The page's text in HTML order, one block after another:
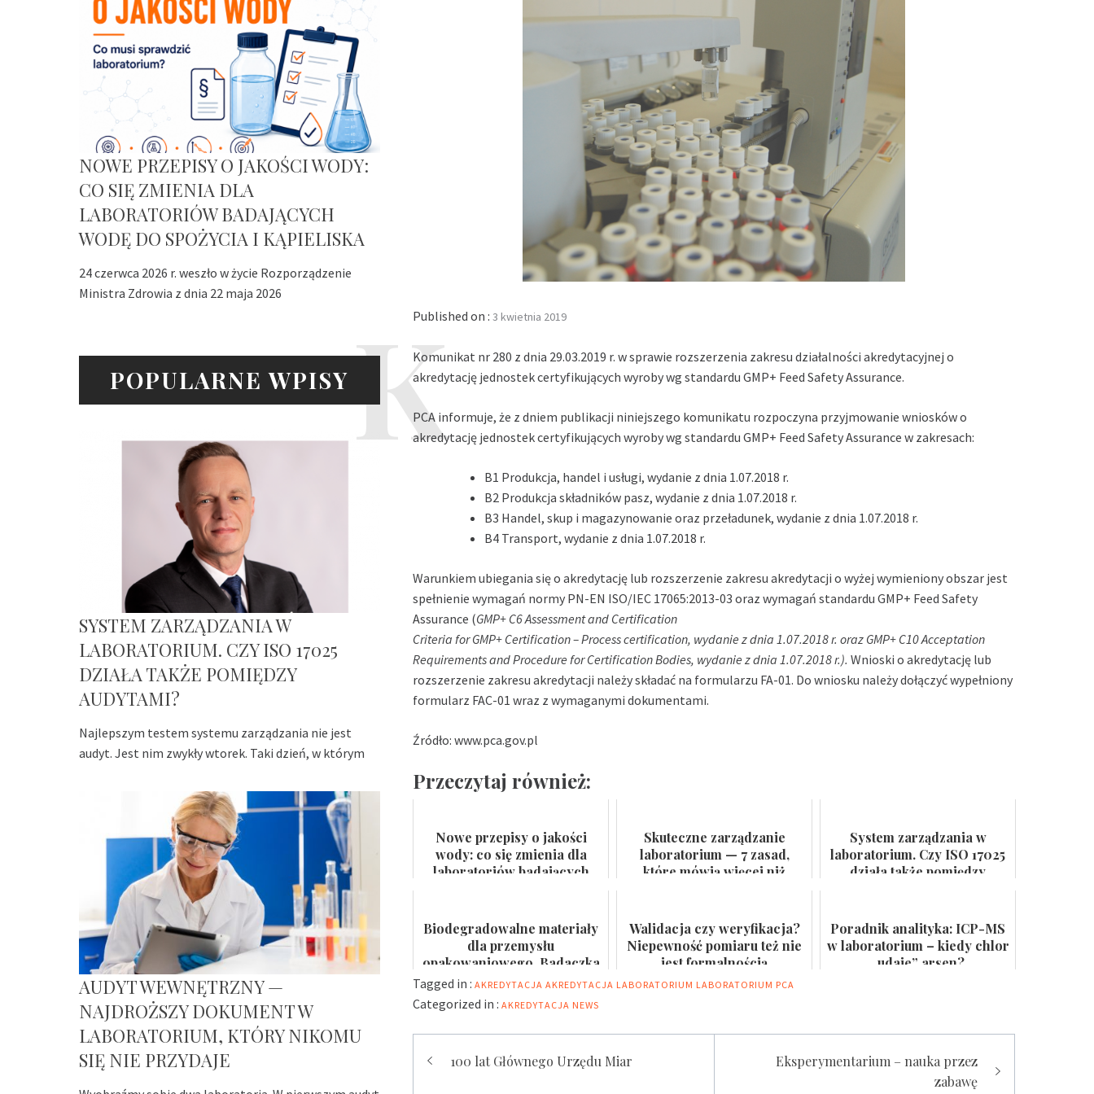
Published on :3 kwietnia 2019
Komunikat nr 280 z dnia 29.03.2019 r. w sprawie rozszerzenia zakresu działalności akredytacyjnej o
akredytację jednostek certyfikujących wyroby wg standardu GMP+ Feed Safety Assurance.
PCA informuje, że z dniem publikacji niniejszego komunikatu rozpoczyna przyjmowanie wniosków o
akredytację jednostek certyfikujących wyroby wg standardu GMP+ Feed Safety Assurance w zakresach:
B1 Produkcja, handel i usługi, wydanie z dnia 1.07.2018 r.
B2 Produkcja składników pasz, wydanie z dnia 1.07.2018 r.
B3 Handel, skup i magazynowanie oraz przeładunek, wydanie z dnia 1.07.2018 r.
B4 Transport, wydanie z dnia 1.07.2018 r.
Warunkiem ubiegania się o akredytację lub rozszerzenie zakresu akredytacji o wyżej wymieniony obszar jest
spełnienie wymagań normy PN-EN ISO/IEC 17065:2013-03 oraz wymagań standardu GMP+ Feed Safety
Assurance (GMP+ C6 Assessment and Certification
Criteria for GMP+ Certification – Process certification, wydanie z dnia 1.07.2018 r. oraz GMP+ C10 Acceptation
Requirements and Procedure for Certification Bodies, wydanie z dnia 1.07.2018 r.). Wnioski o akredytację lub
rozszerzenie zakresu akredytacji należy składać na formularzu FA-01. Do wniosku należy dołączyć wypełniony
formularz FAC-01 wraz z wymaganymi dokumentami.
Źródło: www.pca.gov.pl
Przeczytaj również:
Nowe przepisy o jakości
wody: co się zmienia dla
laboratoriów badających
Skuteczne zarządzanie
laboratorium — 7 zasad,
które mówią więcej niż
System zarządzania w
laboratorium. Czy ISO 17025
działa także pomiędzy
Biodegradowalne materiały
dla przemysłu
opakowaniowego. Badaczka
PWr z grantem NCN
Walidacja czy weryfikacja?
Niepewność pomiaru też nie
jest formalnością
Poradnik analityka: ICP-MS
w laboratorium – kiedy chlor
„udaje” arsen?
Tagged in : AKREDYTACJA AKREDYTACJA LABORATORIUM LABORATORIUM PCA
Categorized in : AKREDYTACJA NEWS
Nawigacja
wpisu
100 lat Głównego Urzędu Miar
Eksperymentarium – nauka przez
zabawę
NOWE PRZEPISY O JAKOŚCI WODY:
CO SIĘ ZMIENIA DLA
LABORATORIÓW BADAJĄCYCH
WODĘ DO SPOŻYCIA I KĄPIELISKA
24 czerwca 2026 r. weszło w życie Rozporządzenie
Ministra Zdrowia z dnia 22 maja 2026
POPULARNE WPISY
SYSTEM ZARZĄDZANIA W
LABORATORIUM. CZY ISO 17025
DZIAŁA TAKŻE POMIĘDZY
AUDYTAMI?
Najlepszym testem systemu zarządzania nie jest
audyt. Jest nim zwykły wtorek. Taki dzień, w którym
AUDYT WEWNĘTRZNY —
NAJDROŻSZY DOKUMENT W
LABORATORIUM, KTÓRY NIKOMU
SIĘ NIE PRZYDAJE